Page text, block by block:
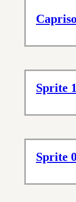
Sprite
Sprite